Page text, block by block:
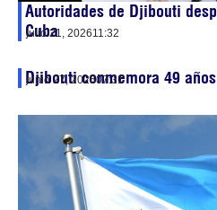
Autoridades de Djibouti
Cuba
julio 21, 202611:32
Djibouti conmemora 49
junio 27, 202607:31